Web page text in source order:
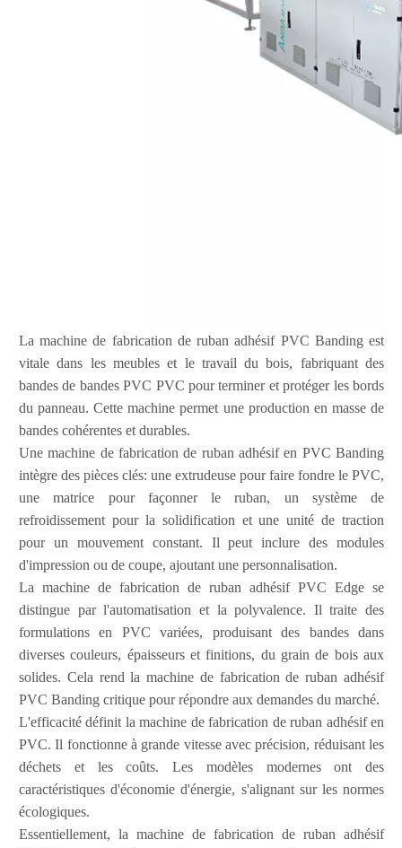
La machine de fabrication de ruban adhésif PVC Banding est
vitale dans les meubles et le travail du bois, fabriquant des
bandes de bandes PVC PVC pour terminer et protéger les bords
du panneau. Cette machine permet une production en masse de
bandes cohérentes et durables.
Une machine de fabrication de ruban adhésif en PVC Banding
intègre des pièces clés: une extrudeuse pour faire fondre le PVC,
une matrice pour façonner le ruban, un système de
refroidissement pour la solidification et une unité de traction
pour un mouvement constant. Il peut inclure des modules
d'impression ou de coupe, ajoutant une personnalisation.
La machine de fabrication de ruban adhésif PVC Edge se
distingue par l'automatisation et la polyvalence. Il traite des
formulations en PVC variées, produisant des bandes dans
diverses couleurs, épaisseurs et finitions, du grain de bois aux
solides. Cela rend la machine de fabrication de ruban adhésif
PVC Banding critique pour répondre aux demandes du marché.
L'efficacité définit la machine de fabrication de ruban adhésif en
PVC. Il fonctionne à grande vitesse avec précision, réduisant les
déchets et les coûts. Les modèles modernes ont des
caractéristiques d'économie d'énergie, s'alignant sur les normes
écologiques.
Essentiellement, la machine de fabrication de ruban adhésif